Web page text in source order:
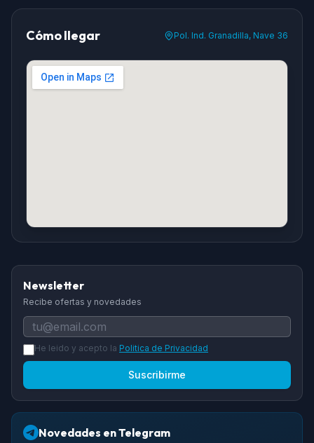
Cómo llegar Pol. Ind. Granadilla, Nave 36
Newsletter
Recibe ofertas y novedades
He leido y acepto la Politica de Privacidad
Suscribirme
Novedades en Telegram